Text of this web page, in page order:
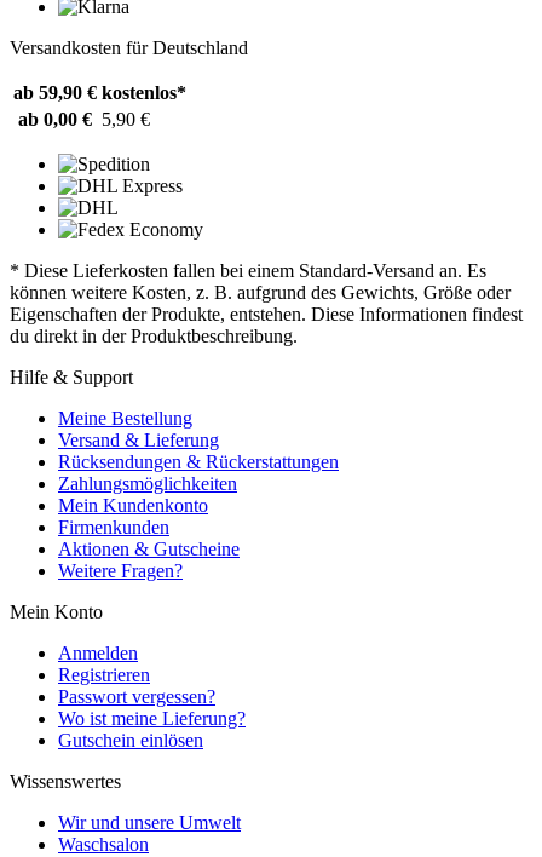
Versandkosten für Deutschland
ab 59,90 € kostenlos*
ab 0,00 € 5,90 €
* Diese Lieferkosten fallen bei einem Standard-Versand an. Es
können weitere Kosten, z. B. aufgrund des Gewichts, Größe oder
Eigenschaften der Produkte, entstehen. Diese Informationen findest
du direkt in der Produktbeschreibung.
Hilfe & Support
Meine Bestellung
Versand & Lieferung
Rücksendungen & Rückerstattungen
Zahlungsmöglichkeiten
Mein Kundenkonto
Firmenkunden
Aktionen & Gutscheine
Weitere Fragen?
Mein Konto
Anmelden
Registrieren
Passwort vergessen?
Wo ist meine Lieferung?
Gutschein einlösen
Wissenswertes
Wir und unsere Umwelt
Waschsalon